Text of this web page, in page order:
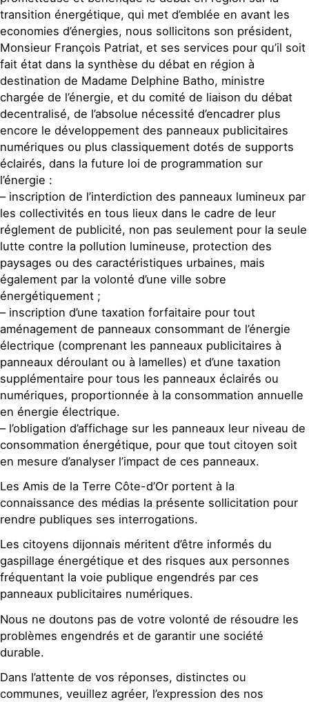
transition énergétique, qui met d’emblée en avant les
economies d’énergies, nous sollicitons son président,
Monsieur François Patriat, et ses services pour qu’il soit
fait état dans la synthèse du débat en région à
destination de Madame Delphine Batho, ministre
chargée de l’énergie, et du comité de liaison du débat
decentralisé, de l’absolue nécessité d’encadrer plus
encore le développement des panneaux publicitaires
numériques ou plus classiquement dotés de supports
éclairés, dans la future loi de programmation sur
l’énergie :
– inscription de l’interdiction des panneaux lumineux par
les collectivités en tous lieux dans le cadre de leur
réglement de publicité, non pas seulement pour la seule
lutte contre la pollution lumineuse, protection des
paysages ou des caractéristiques urbaines, mais
également par la volonté d’une ville sobre
énergétiquement ;
– inscription d’une taxation forfaitaire pour tout
aménagement de panneaux consommant de l’énergie
électrique (comprenant les panneaux publicitaires à
panneaux déroulant ou à lamelles) et d’une taxation
supplémentaire pour tous les panneaux éclairés ou
numériques, proportionnée à la consommation annuelle
en énergie électrique.
– l’obligation d’affichage sur les panneaux leur niveau de
consommation énergétique, pour que tout citoyen soit
en mesure d’analyser l’impact de ces panneaux.
Les Amis de la Terre Côte-d’Or portent à la
connaissance des médias la présente sollicitation pour
rendre publiques ses interrogations.
Les citoyens dijonnais méritent d’être informés du
gaspillage énergétique et des risques aux personnes
fréquentant la voie publique engendrés par ces
panneaux publicitaires numériques.
Nous ne doutons pas de votre volonté de résoudre les
problèmes engendrés et de garantir une société
durable.
Dans l’attente de vos réponses, distinctes ou
communes, veuillez agréer, l’expression des nos